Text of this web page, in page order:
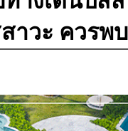
สาวะ ควร